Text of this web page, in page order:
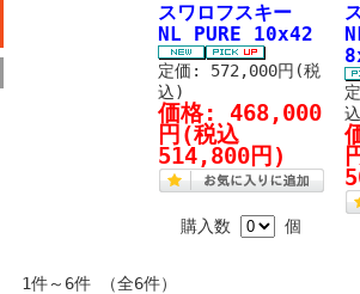
スワロフスキー
NL PURE 10x42
定価: 572,000円(税
込)
価格: 468,000
円 (税込
514,800円)
購入数 個
1件～6件 （全6件）